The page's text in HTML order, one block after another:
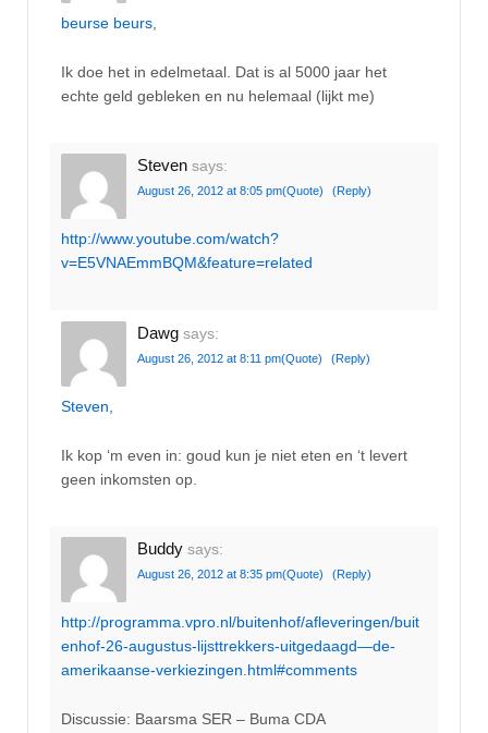
beurse beurs
Ik doe het in edelmetaal. Dat is al 5000 jaar het
echte geld gebleken en nu helemaal (lijkt me)
Steven says:
August 26, 2012 at 8:05 pm(Quote) (Reply)
http://www.youtube.com/watch?
v=E5VNAEmmBQM&feature=related
Dawg says:
August 26, 2012 at 8:11 pm(Quote) (Reply)
Steven
Ik kop ‘m even in: goud kun je niet eten en ‘t levert
geen inkomsten op.
Buddy says:
August 26, 2012 at 8:35 pm(Quote) (Reply)
http://programma.vpro.nl/buitenhof/afleveringen/buit
enhof-26-augustus-lijsttrekkers-uitgedaagd—de-
amerikaanse-verkiezingen.html#comments
Discussie: Baarsma SER – Buma CDA